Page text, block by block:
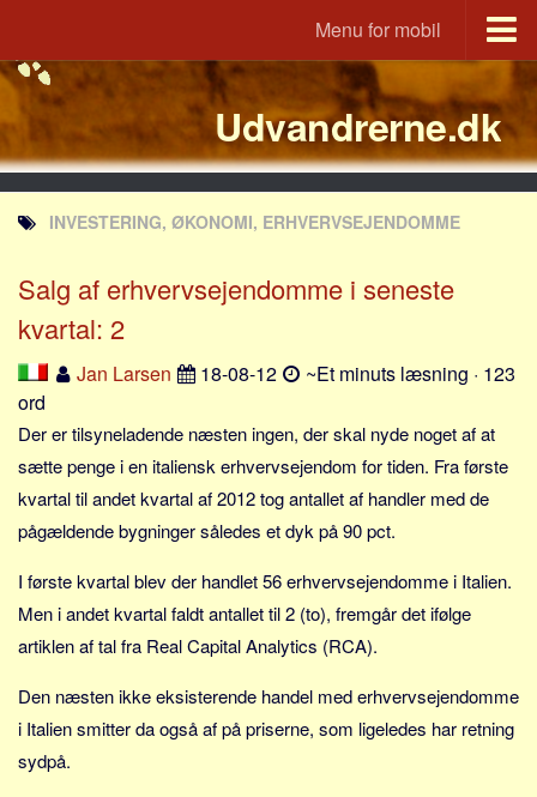
Menu for mobil
Portal
Udvandrerne.dk
Utvandrerne.no
Utvandrarna.se
Tyskland.dk
England.dk
Rusland.dk
Lande
Tyrkiet
Spanien
Frankrig
Sverige
Norge
Thailand
Italien
Grækenland
USA
Alle
Udvandrerne.dk
INVESTERING, ØKONOMI, ERHVERVSEJENDOMME
Salg af erhvervsejendomme i seneste
kvartal: 2
Jan Larsen 18-08-12
~Et minuts læsning · 123
ord
Der er tilsyneladende næsten ingen, der skal nyde noget af at
sætte penge i en italiensk erhvervsejendom for tiden. Fra første
kvartal til andet kvartal af 2012 tog antallet af handler med de
pågældende bygninger således et dyk på 90 pct.
I første kvartal blev der handlet 56 erhvervsejendomme i Italien.
Men i andet kvartal faldt antallet til 2 (to), fremgår det ifølge
artiklen af tal fra Real Capital Analytics (RCA).
Den næsten ikke eksisterende handel med erhvervsejendomme
i Italien smitter da også af på priserne, som ligeledes har retning
sydpå.